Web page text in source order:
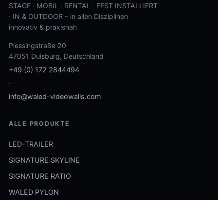
STAGE · MOBIL · RENTAL · FEST INSTALLIERT
· IN & OUTDOOR – in allen Disziplinen
innovativ & praxisnah
Plessingstraße 20
47051 Duisburg, Deutschland
+49 (0) 172 2844494
·
info@waled-videowalls.com
ALLE PRODUKTE
LED-TRAILER
SIGNATURE SKYLINE
SIGNATURE RATIO
WALED PYLON